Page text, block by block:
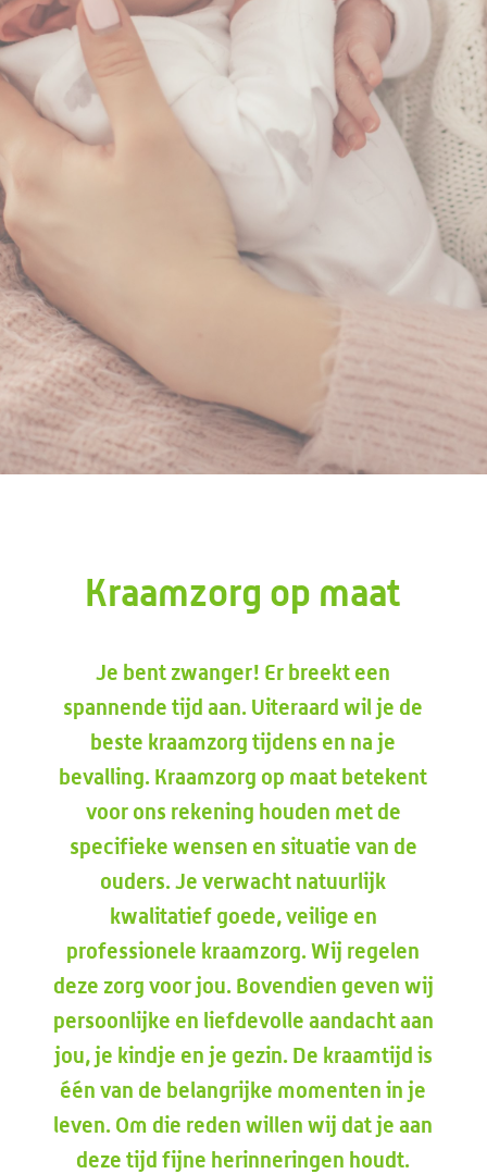
Kraamzorg op maat
Je bent zwanger! Er breekt een
spannende tijd aan. Uiteraard wil je de
beste kraamzorg tijdens en na je
bevalling. Kraamzorg op maat betekent
voor ons rekening houden met de
specifieke wensen en situatie van de
ouders.Je verwacht natuurlijk
kwalitatief goede, veilige en
professionele kraamzorg. Wij regelen
deze zorg voor jou. Bovendien geven wij
persoonlijke en liefdevolle aandacht aan
jou, je kindje en je gezin. De kraamtijd is
één van de belangrijke momenten in je
leven. Om die reden willen wij dat je aan
deze tijd fijne herinneringen houdt.